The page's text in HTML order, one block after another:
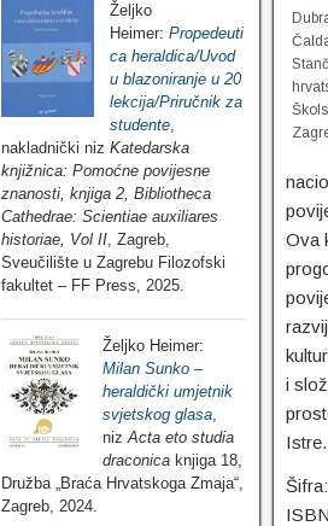
Ova
i
Istre.
Željko
Heimer: Propedeuti
ca heraldica/Uvod
u blazoniranje u 20
lekcija/Priručnik za
studente,
nakladnički niz Katedarska
knjižnica: Pomoćne povijesne
znanosti, knjiga 2, Bibliotheca
Cathedrae: Scientiae auxiliares
historiae, Vol II, Zagreb,
Sveučilište u Zagrebu Filozofski
fakultet – FF Press, 2025.
Željko Heimer:
Milan Sunko –
heraldički umjetnik
svjetskog glasa
niz Acta eto studia
draconica knjiga 18,
Družba „Braća Hrvatskoga Zmaja“,
Zagreb, 2024.